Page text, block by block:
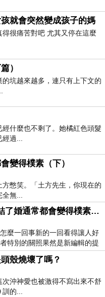
就會突然變成孩子的媽
很痛苦對吧 尤其又停在這麼
）
坑越來越多，連只有上下文的
什麼也不剩了。她橘紅色頭髮
過...
變得樸素（下）
方憋笑。「土方先生，你現在的
無...
銀魂 - 沖神》女人結了婚通常都會變得樸素（上）
麼一回事新的一回看得讓人好
特別的關照果然是新編輯的提
殼燒壞了嗎？
沖神愛也被激得不寫出來不舒
的...